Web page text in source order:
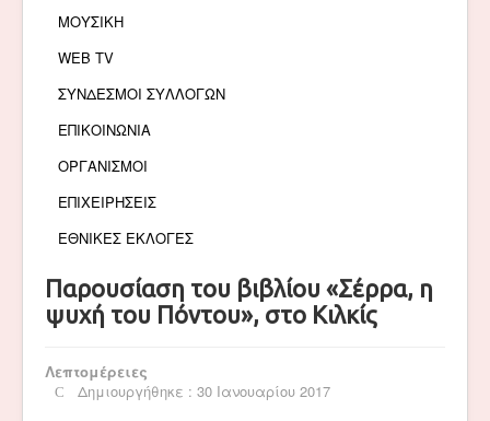
ΜΟΥΣΙΚΗ
WEB TV
ΣΥΝΔΕΣΜΟΙ ΣΥΛΛΟΓΩΝ
ΕΠΙΚΟΙΝΩΝΙΑ
ΟΡΓΑΝΙΣΜΟΙ
ΕΠΙΧΕΙΡΗΣΕΙΣ
ΕΘΝΙΚΕΣ ΕΚΛΟΓΕΣ
Παρουσίαση του βιβλίου «Σέρρα, η
ψυχή του Πόντου», στο Κιλκίς
Λεπτομέρειες
Δημιουργήθηκε : 30 Ιανουαρίου 2017